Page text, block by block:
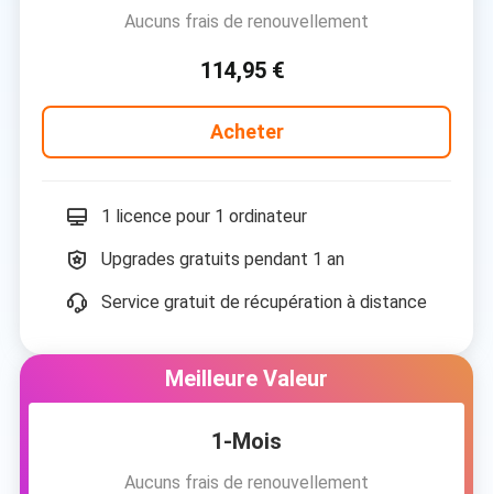
Aucuns frais de renouvellement
114,95 €
Acheter
1 licence pour 1 ordinateur
Upgrades gratuits pendant 1 an
Service gratuit de récupération à distance
Meilleure Valeur
1-Mois
Aucuns frais de renouvellement